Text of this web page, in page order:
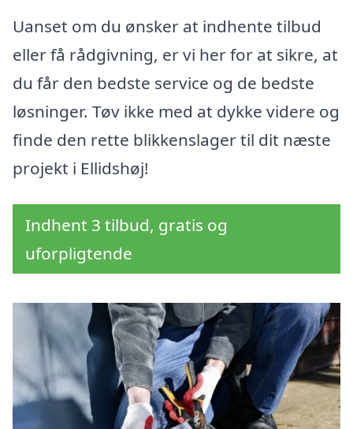
Uanset om du ønsker at indhente tilbud
eller få rådgivning, er vi her for at sikre, at
du får den bedste service og de bedste
løsninger. Tøv ikke med at dykke videre og
finde den rette blikkenslager til dit næste
projekt i Ellidshøj!
Indhent 3 tilbud, gratis og
uforpligtende